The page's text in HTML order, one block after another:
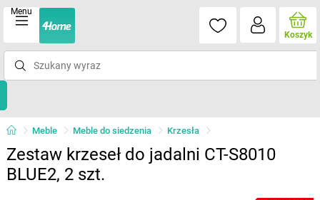
Menu
Koszyk
Meble Meble do siedzenia Krzesła
Zestaw krzeseł do jadalni CT-S8010
BLUE2, 2 szt.